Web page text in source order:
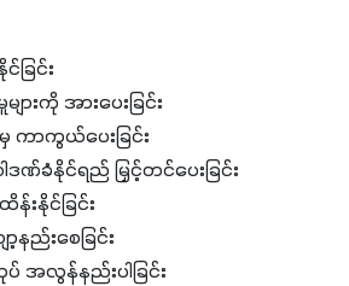
ခြင်း
းကို အားပေးခြင်း
းမှ ကာကွယ်ပေးခြင်း
ဒဏ်ခံနိုင်ရည် မြှင့်တင်ပေးခြင်း
းနိုင်ခြင်း
ည်းစေခြင်း
အလွန်နည်းပါခြင်း